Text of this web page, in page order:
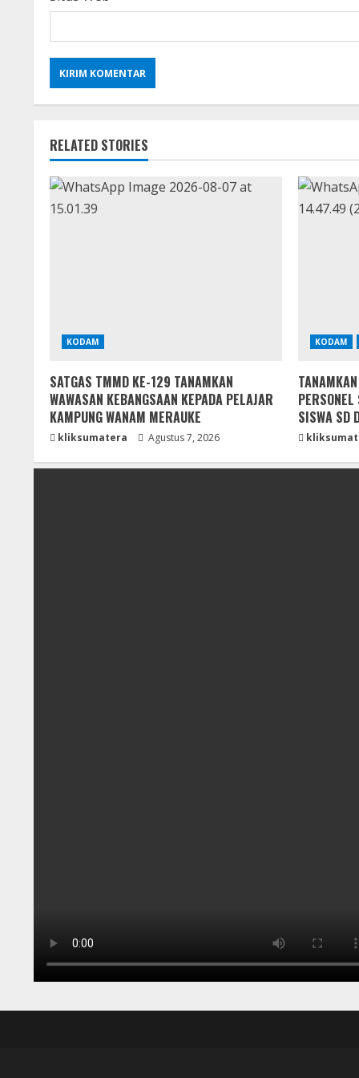
RELATED STORIES
KODAM
SATGAS TMMD KE-129 TANAMKAN
WAWASAN KEBANGSAAN KEPADA PELAJAR
KAMPUNG WANAM MERAUKE
kliksumatera Agustus 7, 2026
KODAM
SISWA SD